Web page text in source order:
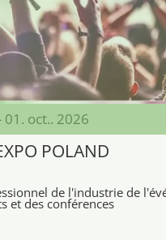
01. oct.. 2026
POLAND
de l'industrie de
et des conférences